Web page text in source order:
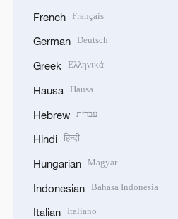
French Français
German Deutsch
Greek Ελληνικά
Hausa Hausa
Hebrew עברית
Hindi हिन्दी
Hungarian Magyar
Indonesian Bahasa Indonesia
Italian Italiano